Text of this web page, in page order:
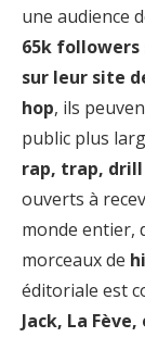
une audience
65k
sur leur site
hop, ils
public plus
rap, trap,
ouverts à
monde entier,
morceaux de
éditoriale est
Jack, La